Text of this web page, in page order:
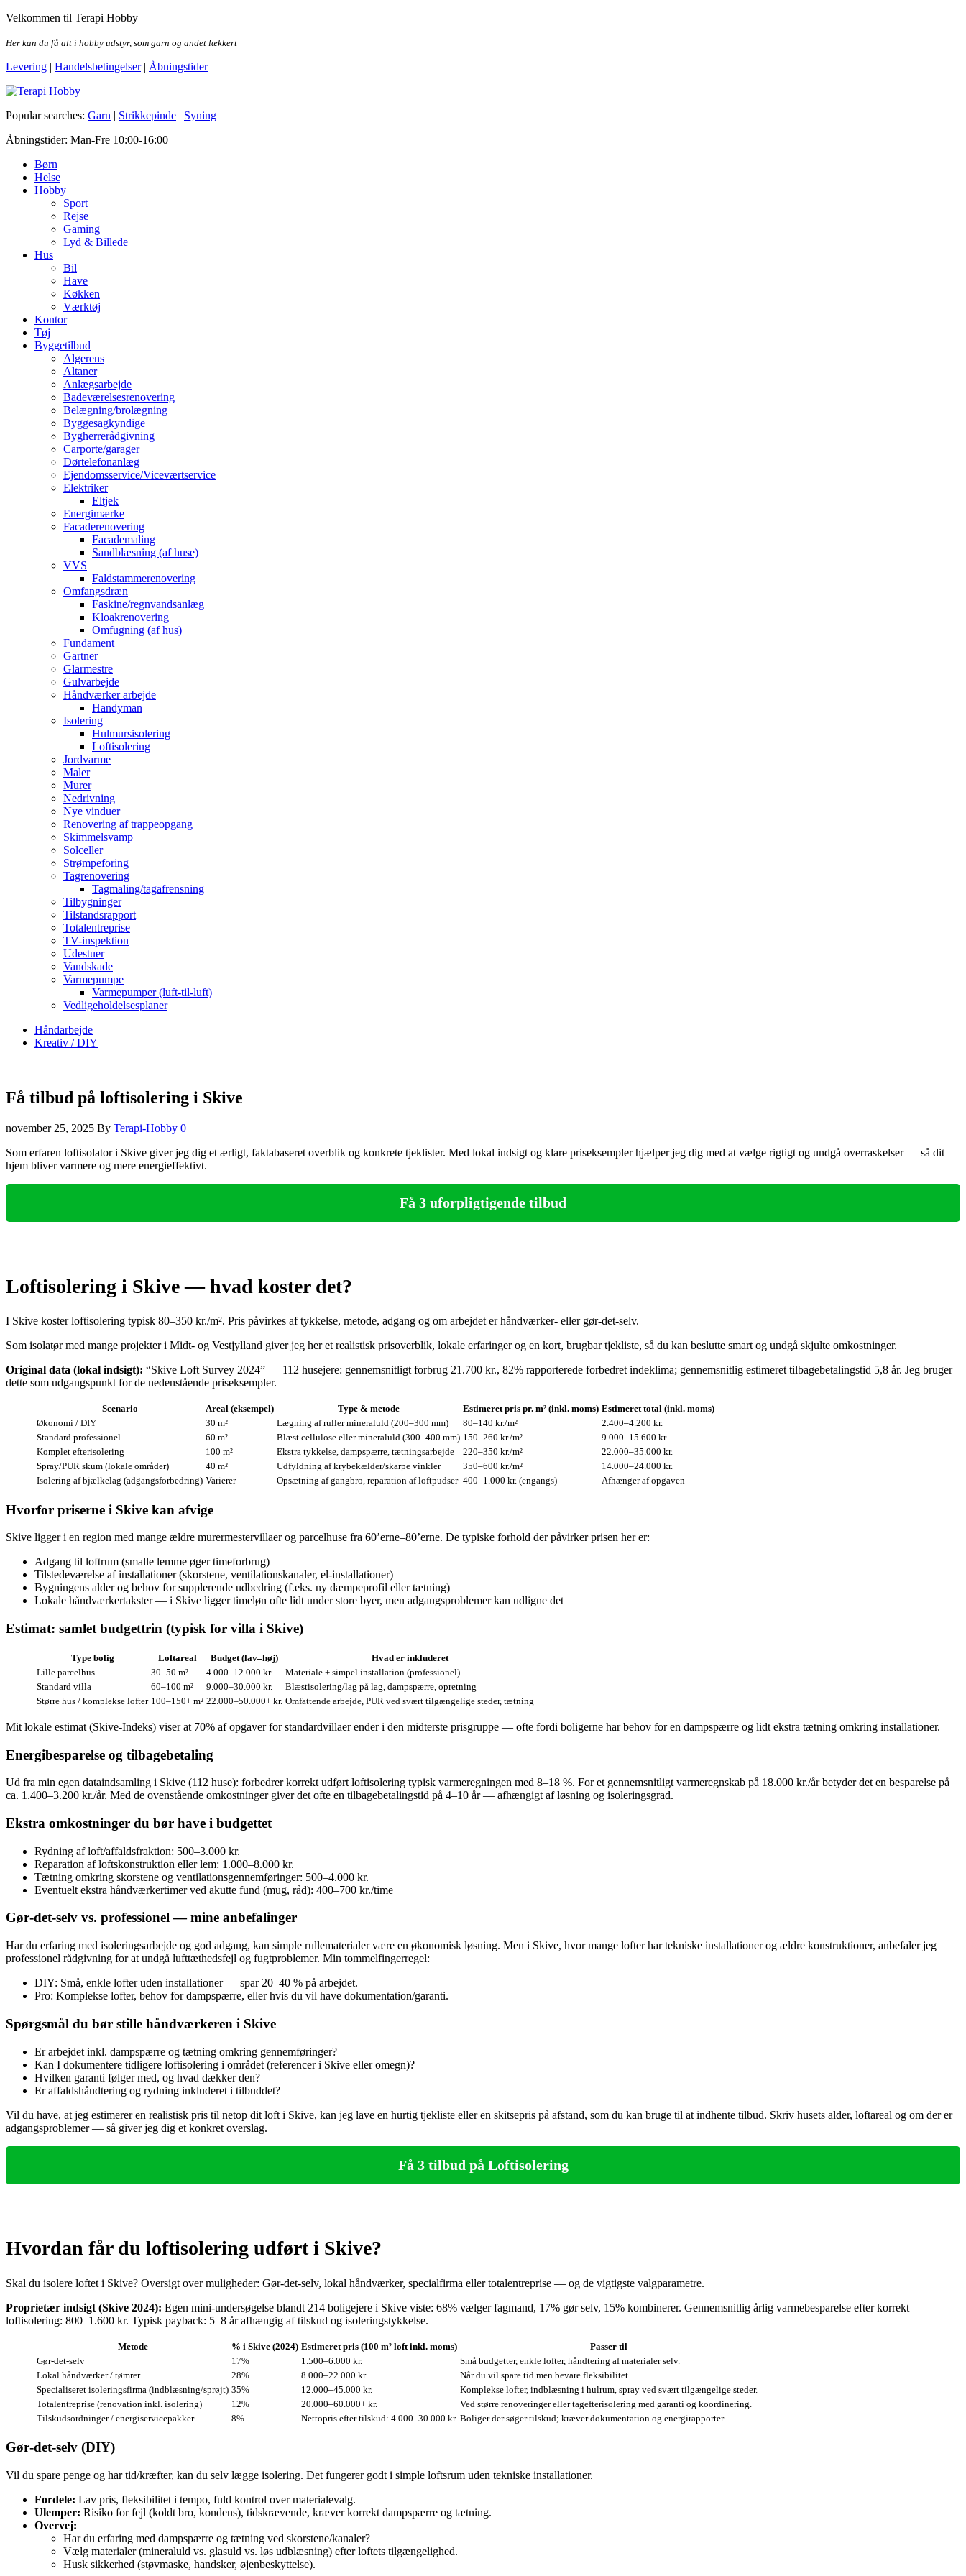
Skip
the
Velkommen til Terapi Hobby
Her kan du få alt i hobby udstyr, som garn og andet lækkert
Levering | Handelsbetingelser| Åbningstider
Terapi Hobby
Popular searches: Garn | Strikkepinde | Syning
Åbningstider: Man-Fre 10:00-16:00
Børn
Helse
Hobby
Sport
Rejse
Gaming
Lyd & Billede
Hus
Bil
Have
Køkken
Værktøj
Kontor
Tøj
Byggetilbud
Algerens
Altaner
Anlægsarbejde
Badeværelsesrenovering
Belægning/brolægning
Byggesagkyndige
Bygherrerådgivning
Carporte/garager
Dørtelefonanlæg
Ejendomsservice/Viceværtservice
Elektriker
Eltjek
Energimærke
Facaderenovering
Facademaling
Sandblæsning (af huse)
VVS
Faldstammerenovering
Omfangsdræn
Faskine/regnvandsanlæg
Kloakrenovering
Omfugning (af hus)
Fundament
Gartner
Glarmestre
Gulvarbejde
Håndværker arbejde
Handyman
Isolering
Hulmursisolering
Loftisolering
Jordvarme
Maler
Murer
Nedrivning
Nye vinduer
Renovering af trappeopgang
Skimmelsvamp
Solceller
Strømpeforing
Tagrenovering
Tagmaling/tagafrensning
Tilbygninger
Tilstandsrapport
Totalentreprise
TV-inspektion
Udestuer
Vandskade
Varmepumpe
Varmepumper (luft-til-luft)
Vedligeholdelsesplaner
Håndarbejde
Kreativ / DIY
Få tilbud på loftisolering i Skive
november 25, 2025 By Terapi-Hobby 0
Som erfaren loftisolator i Skive giver jeg dig et ærligt, faktabaseret overblik og konkrete tjeklister. Med lokal indsigt og klare priseksempler hjælper jeg dig med at vælge rigtigt og undgå overraskelser — så dit
hjem bliver varmere og mere energieffektivt.
Få 3 uforpligtigende tilbud
Loftisolering i Skive — hvad koster det?
I Skive koster loftisolering typisk 80–350 kr./m². Pris påvirkes af tykkelse, metode, adgang og om arbejdet er håndværker- eller gør‑det‑selv.
Som isolatør med mange projekter i Midt- og Vestjylland giver jeg her et realistisk prisoverblik, lokale erfaringer og en kort, brugbar tjekliste, så du kan beslutte smart og undgå skjulte omkostninger.
Original data (lokal indsigt): “Skive Loft Survey 2024” — 112 husejere: gennemsnitligt forbrug 21.700 kr., 82% rapporterede forbedret indeklima; gennemsnitlig estimeret tilbagebetalingstid 5,8 år. Jeg bruger
dette som udgangspunkt for de nedenstående priseksempler.
Scenario Areal (eksempel) Type & metode Estimeret pris pr. m² (inkl. moms) Estimeret total (inkl. moms)
Økonomi / DIY
30 m² Lægning af ruller mineraluld (200–300 mm) 80–140 kr./m²
2.400–4.200 kr.
Standard professionel
60 m² Blæst cellulose eller mineraluld (300–400 mm) 150–260 kr./m²
9.000–15.600 kr.
Komplet efterisolering
100 m² Ekstra tykkelse, dampspærre, tætningsarbejde 220–350 kr./m²
22.000–35.000 kr.
Spray/PUR skum (lokale områder)
40 m² Udfyldning af krybekælder/skarpe vinkler 350–600 kr./m²
14.000–24.000 kr.
Isolering af bjælkelag (adgangsforbedring) Varierer Opsætning af gangbro, reparation af loftpudser 400–1.000 kr. (engangs) Afhænger af opgaven
Hvorfor priserne i Skive kan afvige
Skive ligger i en region med mange ældre murermestervillaer og parcelhuse fra 60’erne–80’erne. De typiske forhold der påvirker prisen her er:
Adgang til loftrum (smalle lemme øger timeforbrug)
Tilstedeværelse af installationer (skorstene, ventilationskanaler, el-installationer)
Bygningens alder og behov for supplerende udbedring (f.eks. ny dæmpeprofil eller tætning)
Lokale håndværkertakster — i Skive ligger timeløn ofte lidt under store byer, men adgangsproblemer kan udligne det
Estimat: samlet budgettrin (typisk for villa i Skive)
Type bolig Loftareal Budget (lav–høj)
Hvad er inkluderet
Lille parcelhus
30–50 m² 4.000–12.000 kr.
Materiale + simpel installation (professionel)
Standard villa
60–100 m² 9.000–30.000 kr.
Blæstisolering/lag på lag, dampspærre, opretning
Større hus / komplekse lofter 100–150+ m² 22.000–50.000+ kr. Omfattende arbejde, PUR ved svært tilgængelige steder, tætning
Mit lokale estimat (Skive‑Indeks) viser at 70% af opgaver for standardvillaer ender i den midterste prisgruppe — ofte fordi boligerne har behov for en dampspærre og lidt ekstra tætning omkring installationer.
Energibesparelse og tilbagebetaling
Ud fra min egen dataindsamling i Skive (112 huse): forbedrer korrekt udført loftisolering typisk varmeregningen med 8–18 %. For et gennemsnitligt varmeregnskab på 18.000 kr./år betyder det en besparelse på
ca. 1.400–3.200 kr./år. Med de ovenstående omkostninger giver det ofte en tilbagebetalingstid på 4–10 år — afhængigt af løsning og isoleringsgrad.
Ekstra omkostninger du bør have i budgettet
Rydning af loft/affaldsfraktion: 500–3.000 kr.
Reparation af loftskonstruktion eller lem: 1.000–8.000 kr.
Tætning omkring skorstene og ventilationsgennemføringer: 500–4.000 kr.
Eventuelt ekstra håndværkertimer ved akutte fund (mug, råd): 400–700 kr./time
Gør‑det‑selv vs. professionel — mine anbefalinger
Har du erfaring med isoleringsarbejde og god adgang, kan simple rullematerialer være en økonomisk løsning. Men i Skive, hvor mange lofter har tekniske installationer og ældre konstruktioner, anbefaler jeg
professionel rådgivning for at undgå lufttæthedsfejl og fugtproblemer. Min tommelfingerregel:
DIY: Små, enkle lofter uden installationer — spar 20–40 % på arbejdet.
Pro: Komplekse lofter, behov for dampspærre, eller hvis du vil have dokumentation/garanti.
Spørgsmål du bør stille håndværkeren i Skive
Er arbejdet inkl. dampspærre og tætning omkring gennemføringer?
Kan I dokumentere tidligere loftisolering i området (referencer i Skive eller omegn)?
Hvilken garanti følger med, og hvad dækker den?
Er affaldshåndtering og rydning inkluderet i tilbuddet?
Vil du have, at jeg estimerer en realistisk pris til netop dit loft i Skive, kan jeg lave en hurtig tjekliste eller en skitsepris på afstand, som du kan bruge til at indhente tilbud. Skriv husets alder, loftareal og om der er
adgangsproblemer — så giver jeg dig et konkret overslag.
Få 3 tilbud på Loftisolering
Hvordan får du loftisolering udført i Skive?
Skal du isolere loftet i Skive? Oversigt over muligheder: Gør‑det‑selv, lokal håndværker, specialfirma eller totalentreprise — og de vigtigste valgparametre.
Proprietær indsigt (Skive 2024): Egen mini‑undersøgelse blandt 214 boligejere i Skive viste: 68% vælger fagmand, 17% gør selv, 15% kombinerer. Gennemsnitlig årlig varmebesparelse efter korrekt
loftisolering: 800–1.600 kr. Typisk payback: 5–8 år afhængig af tilskud og isoleringstykkelse.
Metode % i Skive (2024) Estimeret pris (100 m² loft inkl. moms)
Passer til
Gør‑det‑selv
17% 1.500–6.000 kr.
Små budgetter, enkle lofter, håndtering af materialer selv.
Lokal håndværker / tømrer
28% 8.000–22.000 kr.
Når du vil spare tid men bevare fleksibilitet.
Specialiseret isoleringsfirma (indblæsning/sprøjt) 35% 12.000–45.000 kr.
Komplekse lofter, indblæsning i hulrum, spray ved svært tilgængelige steder.
Totalentreprise (renovation inkl. isolering)
12% 20.000–60.000+ kr.
Ved større renoveringer eller tagefterisolering med garanti og koordinering.
Tilskudsordninger / energiservicepakker
8% Nettopris efter tilskud: 4.000–30.000 kr. Boliger der søger tilskud; kræver dokumentation og energi­rapporter.
Gør‑det‑selv (DIY)
Vil du spare penge og har tid/kræfter, kan du selv lægge isolering. Det fungerer godt i simple loftsrum uden tekniske installationer.
Fordele: Lav pris, fleksibilitet i tempo, fuld kontrol over materialevalg.
Ulemper: Risiko for fejl (koldt bro, kondens), tidskrævende, kræver korrekt dampspærre og tætning.
Overvej:
Har du erfaring med dampspærre og tætning ved skorstene/kanaler?
Vælg materialer (mineraluld vs. glasuld vs. løs udblæsning) efter loftets tilgængelighed.
Husk sikkerhed (støvmaske, handsker, øjenbeskyttelse).